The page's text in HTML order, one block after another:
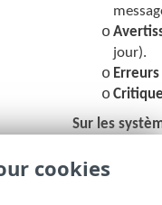
o
jour).
o Erreurs
o Critique
Sur les
recevoir des
compte pour
cookies